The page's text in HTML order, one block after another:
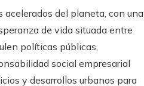
del planeta, con una
de vida situada entre
políticas públicas,
social empresarial
y desarrollos urbanos para